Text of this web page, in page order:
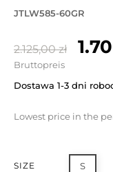
JTLW585-60GR
2.125,00 zł
Bruttopreis
Dostawa 1-3 dni
Lowest price in the
SIZE S